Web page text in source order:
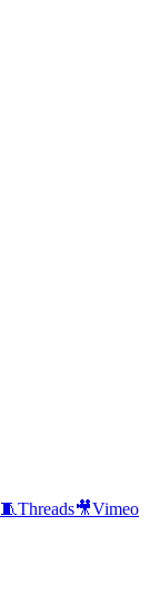
🧵Threads🎥Vimeo